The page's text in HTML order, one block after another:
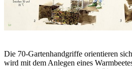
Die 70-Gartenhandgriffe orientieren
wird mit dem Anlegen eines